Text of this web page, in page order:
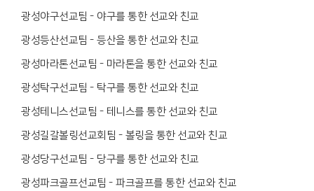
광성야구선교팀 - 야구를 통한 선교와 친교
광성등산선교팀 - 등산을 통한 선교와 친교
광성마라톤선교팀 - 마라톤을 통한 선교와 친교
광성탁구선교팀 - 탁구를 통한 선교와 친교
광성테니스선교팀 - 테니스를 통한 선교와 친교
광성길갈볼링선교회팀 - 볼링을 통한 선교와 친교
광성당구선교팀 - 당구를 통한 선교와 친교
광성파크골프선교팀 - 파크골프를 통한 선교와 친교